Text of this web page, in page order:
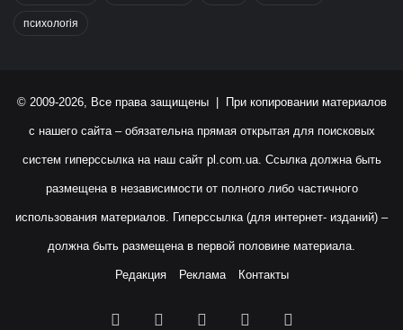
психологія
© 2009-2026, Все права защищены | При копировании материалов
с нашего сайта – обязательна прямая открытая для поисковых
систем гиперссылка на наш сайт pl.com.ua. Ссылка должна быть
размещена в независимости от полного либо частичного
использования материалов. Гиперссылка (для интернет- изданий) –
должна быть размещена в первой половине материала.
Редакция Реклама Контакты
Facebook YouTubeInstagram